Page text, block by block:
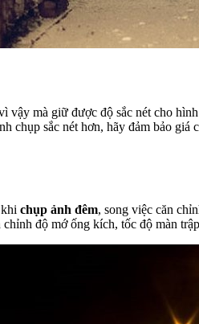
vậy mà giữ được độ sắc nét cho
chụp sắc nét hơn, hãy đảm bảo
chụp ảnh đêm, song việc căn
độ mớ ống kích, tốc độ màn